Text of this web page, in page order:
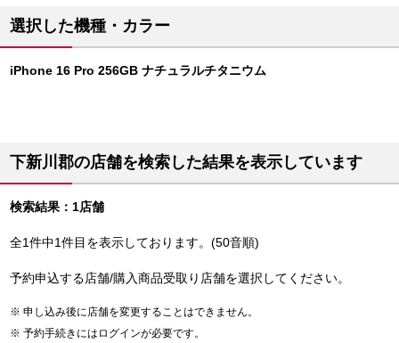
選択した機種・カラー
iPhone 16 Pro 256GB ナチュラルチタニウム
下新川郡の店舗を検索した結果を表示しています
検索結果：1店舗
全1件中1件目を表示しております。(50音順)
予約申込する店舗/購入商品受取り店舗を選択してください。
申し込み後に店舗を変更することはできません。
予約手続きにはログインが必要です。